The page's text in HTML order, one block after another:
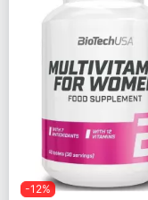
-12%